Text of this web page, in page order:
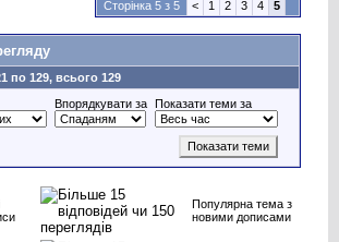
Сторінка 5 з 5 < 1 2 3 4 5
по 129, всього 129
Впорядкувати за Показати теми за
Популярна тема з
новими дописами